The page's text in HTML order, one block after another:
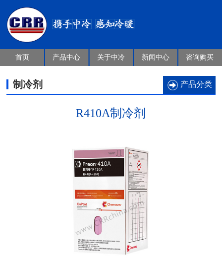
首页 产品中心 关于中冷 新闻中心 咨询购买
制冷剂 产品分类
R410A制冷剂